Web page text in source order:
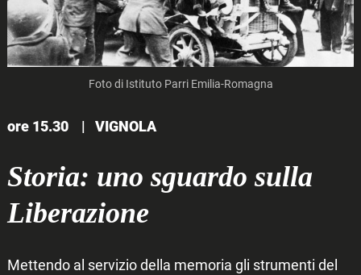
Foto di Istituto Parri Emilia-Romagna
ore 15.30 | VIGNOLA
Storia: uno sguardo sulla
Liberazione
Mettendo al servizio della memoria gli strumenti del